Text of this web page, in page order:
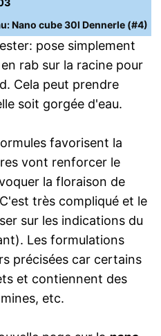
Nano cube 30l Dennerle (#4)
pose simplement
rab sur la racine pour
Cela peut prendre
soit gorgée d'eau.
favorisent la
vont renforcer le
la floraison de
très compliqué et le
sur les indications du
Les formulations
précisées car certains
et contiennent des
etc.